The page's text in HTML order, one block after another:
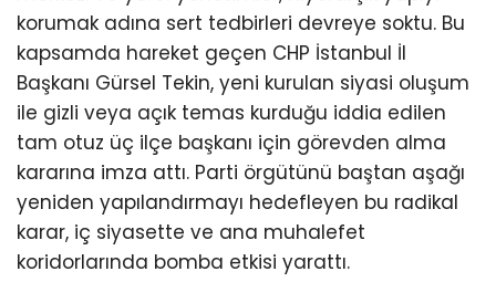
korumak adına sert tedbirleri devreye soktu. Bu
kapsamda hareket geçen CHP İstanbul İl
Başkanı Gürsel Tekin, yeni kurulan siyasi oluşum
ile gizli veya açık temas kurduğu iddia edilen
tam otuz üç ilçe başkanı için görevden alma
kararına imza attı. Parti örgütünü baştan aşağı
yeniden yapılandırmayı hedefleyen bu radikal
karar, iç siyasette ve ana muhalefet
koridorlarında bomba etkisi yarattı.